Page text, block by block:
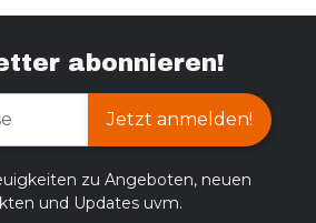
abonnieren!
Jetzt anmelden!
zu Angeboten, neuen
und Updates uvm.